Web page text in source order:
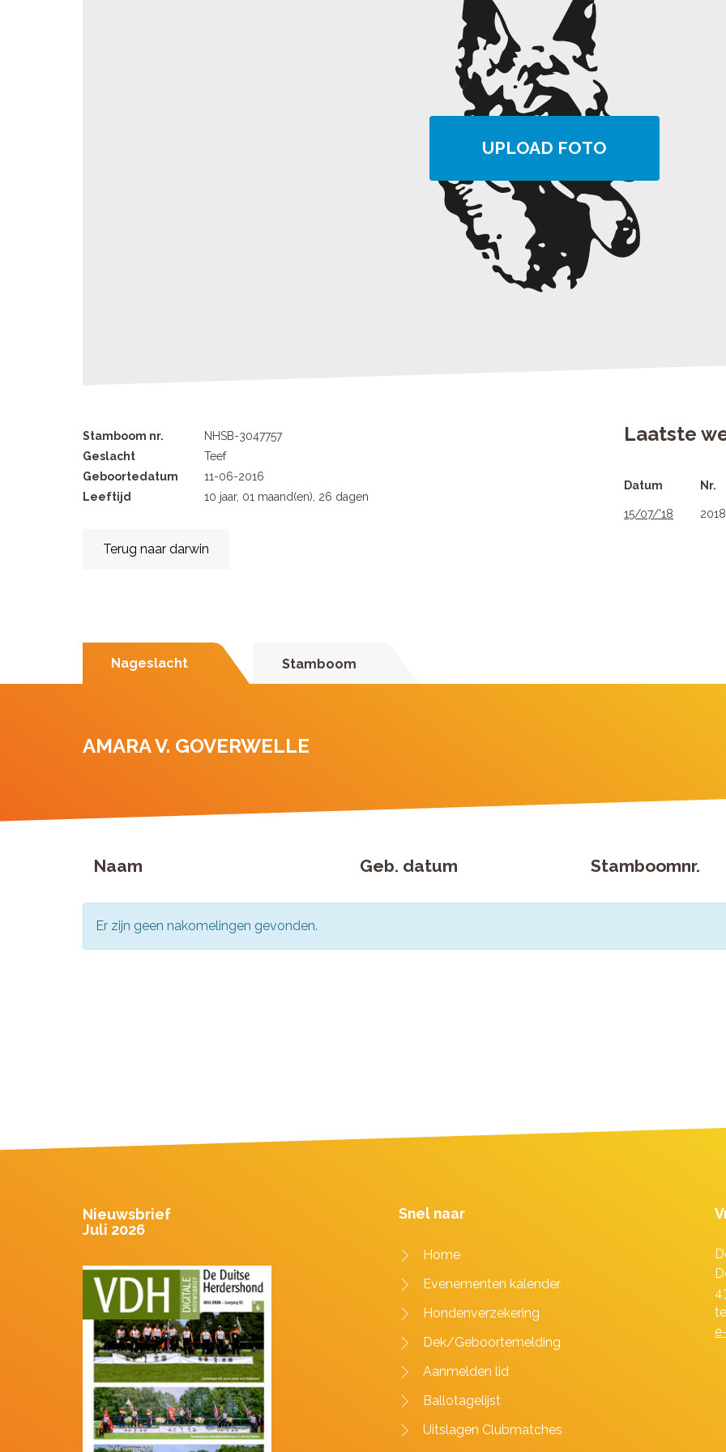
Stamboom nr.
NHSB-3047757
Geslacht
Teef
Geboortedatum
11-06-2016
Leeftijd
10 jaar, 01 maand(en), 26 dagen
Terug naar darwin
Laatste
Datum Nr.
15/07/'18
Nageslacht Stamboom
AMARA V. GOVERWELLE
Naam Geb. datum Stamboomnr.
Er zijn geen nakomelingen gevonden.
Nieuwsbrief
Juli 2026
Snel naar
Home
Evenementen kalender
Hondenverzekering
Dek/Geboortemelding
Aanmelden lid
Ballotagelijst
Uitslagen Clubmatches